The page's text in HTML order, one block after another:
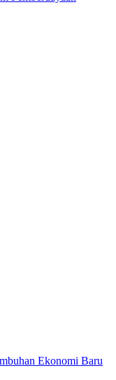
Ekonomi Baru